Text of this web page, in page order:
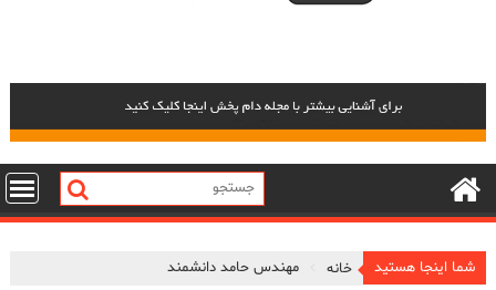
شما اینجا هستید خانه مهندس حامد دانشمند